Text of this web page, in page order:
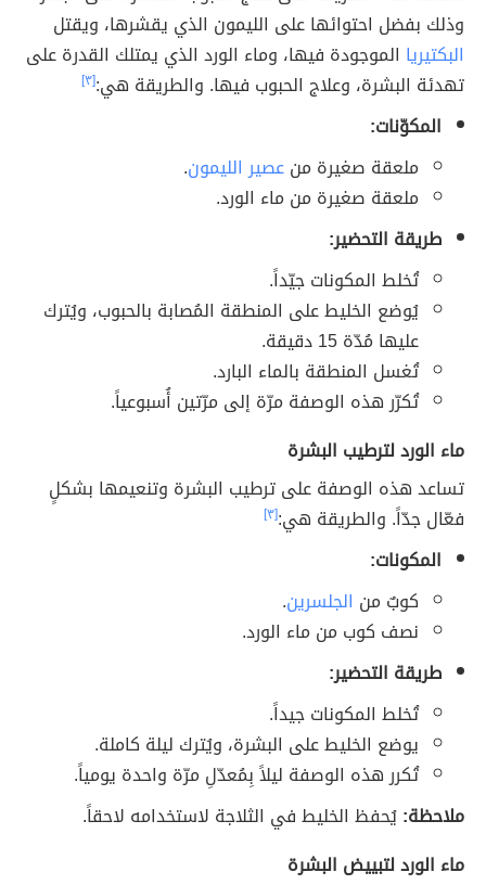
وذلك بفضل احتوائها على الليمون الذي يقشرها، ويقتل
البكتيريا الموجودة فيها، وماء الورد الذي يمتلك القدرة على
تهدئة البشرة، وعلاج الحبوب فيها. والطريقة هي:[٣]
المكوّنات:
ملعقة صغيرة منعصير الليمون.
ملعقة صغيرة من ماء الورد.
طريقة التحضير:
تُخلط المكونات جيّداً.
يُوضع الخليط على المنطقة المُصابة بالحبوب، ويُترك
عليها مُدّة 15 دقيقة.
تُغسل المنطقة بالماء البارد.
تُكرّر هذه الوصفة مرّة إلى مرّتين أُسبوعياً.
ماء الورد لترطيب البشرة
تساعد هذه الوصفة على ترطيب البشرة وتنعيمها بشكلٍ
فعّال جدّاً. والطريقة هي:[٣]
المكونات:
كوبٌ من الجلسرين.
نصف كوب من ماء الورد.
طريقة التحضير:
تُخلط المكونات جيداً.
يوضع الخليط على البشرة، ويُترك ليلة كاملة.
تُكرر هذه الوصفة ليلاً بِمُعدّلِ مرّة واحدة يومياً.
ملاحظة:يُحفظ الخليط في الثلاجة لاستخدامه لاحقاً.
ماء الورد لتبييض البشرة